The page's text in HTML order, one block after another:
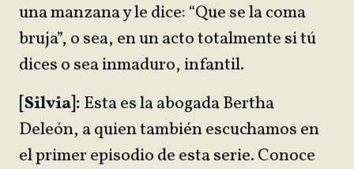
una manzana y le dice: “Que se la coma
bruja”, o sea, en un acto totalmente si tú
dices o sea inmaduro, infantil.
[Silvia]:Esta es la abogada Bertha
Deleón, a quien también escuchamos en
el primer episodio de esta serie. Conoce